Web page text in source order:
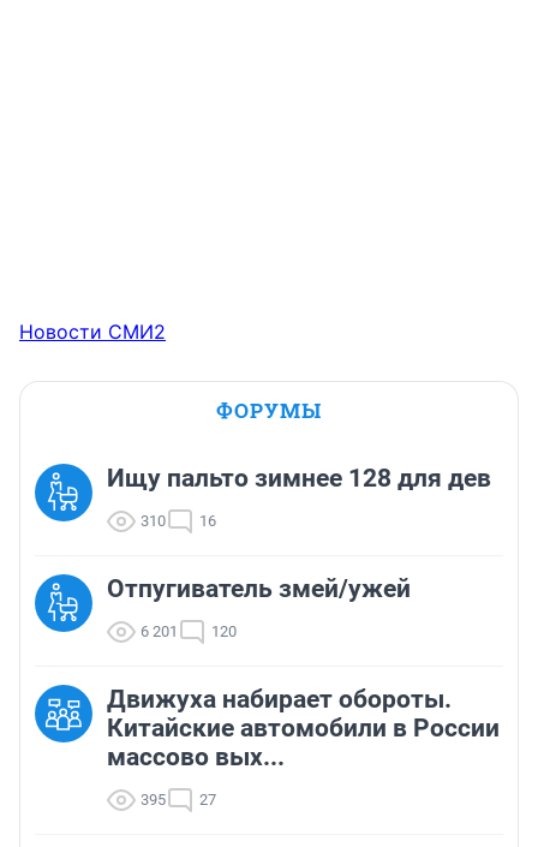
Новости СМИ2
ФОРУМЫ
Ищу пальто зимнее 128 для дев
310 16
Отпугиватель змей/ужей
6 201 120
Движуха набирает обороты.
Китайские автомобили в России
массово вых...
395 27